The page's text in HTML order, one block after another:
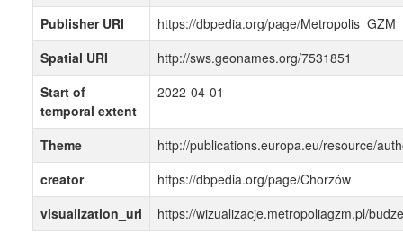
Publisher URI
https://dbpedia.org/page/Metropolis_GZM
Spatial URI
http://sws.geonames.org/7531851
Start of
temporal extent
2022-04-01
Theme
http://publications.europa.eu/resource/
creator
https://dbpedia.org/page/Chorzów
visualization_url
https://wizualizacje.metropoliagzm.pl/